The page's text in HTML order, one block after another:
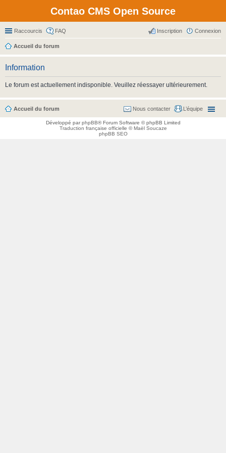
Contao CMS Open Source
Raccourcis FAQ Connexion
Inscription
Accueil du forum
Information
Le forum est actuellement indisponible. Veuillez réessayer ultérieurement.
Accueil du forum L’équipe
Nous contacter
Développé parphpBB® Forum Software © phpBB Limited
Traduction française officielle ©Maël Soucaze
phpBB SEO